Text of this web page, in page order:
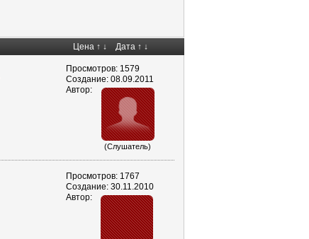
Цена ↑ ↓ Дата ↑ ↓
Просмотров: 1579
Создание: 08.09.2011
Автор:
(Слушатель)
Просмотров: 1767
Создание: 30.11.2010
Автор: